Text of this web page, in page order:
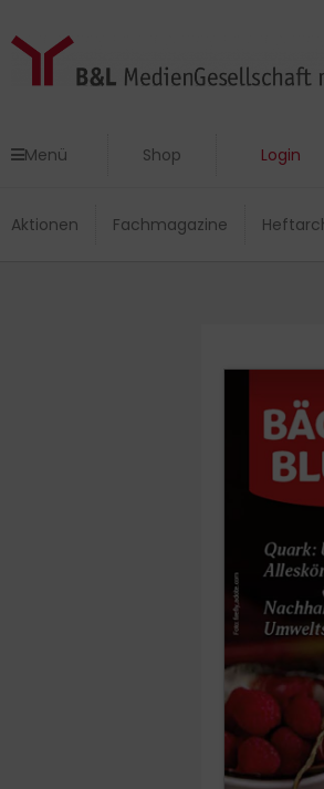
Inhalt
Menü Shop Login
Aktionen Fachmagazine
Menü Shop Login
Aktionen Fachmagazine